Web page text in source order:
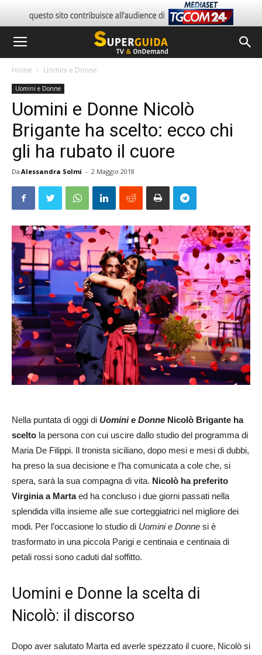
Home Uomini e Donne
Uomini e Donne
Uomini e Donne Nicolò
Brigante ha scelto: ecco chi
gli ha rubato il cuore
Da Alessandra Solmi - 2 Maggio 2018
Nella puntata di oggi di Uomini e Donne Nicolò Brigante ha
scelto la persona con cui uscire dallo studio del programma di
Maria De Filippi. Il tronista siciliano, dopo mesi e mesi di dubbi,
ha preso la sua decisione e l’ha comunicata a cole che, si
spera, sarà la sua compagna di vita. Nicolò ha preferito
Virginia a Martaed ha concluso i due giorni passati nella
splendida villa insieme alle sue corteggiatrici nel migliore dei
modi. Per l’occasione lo studio di Uomini e Donne si è
trasformato in una piccola Parigi e centinaia e centinaia di
petali rossi sono caduti dal soffitto.
Uomini e Donne la scelta di
Nicolò: il discorso
Dopo aver salutato Marta ed averle spezzato il cuore, Nicolò si